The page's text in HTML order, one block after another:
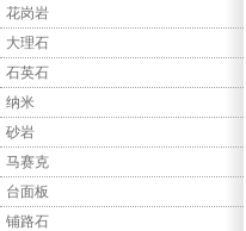
花岗岩
大理石
石英石
纳米
砂岩
马赛克
台面板
铺路石